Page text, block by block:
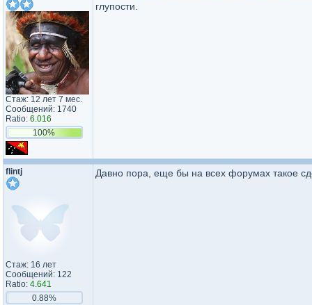
Стаж: 12 лет 7 мес.
Сообщений: 1740
Ratio: 6.016
100%
глупости.
flintj
Стаж: 16 лет
Сообщений: 122
Ratio: 4.641
0.88%
Давно пора, еще бы на всех форумах такое